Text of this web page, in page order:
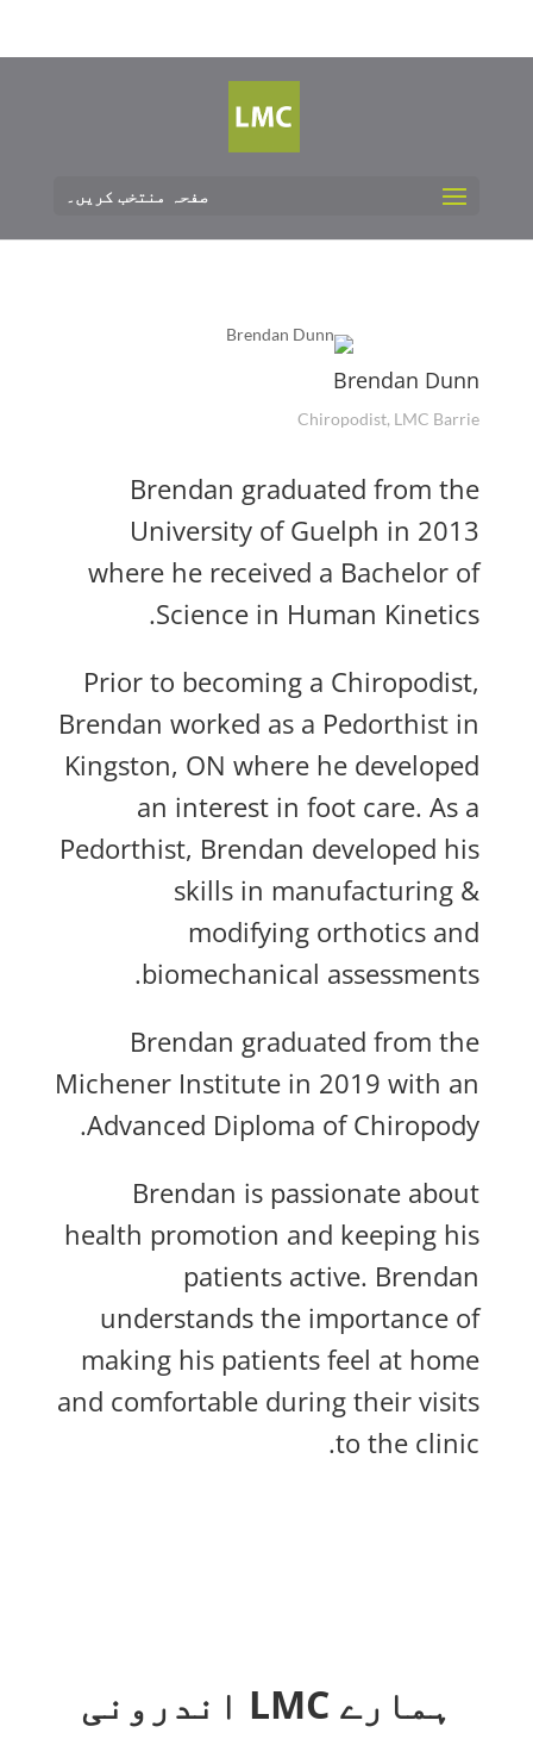
صفحہ منتخب کریں۔
Brendan Dunn
Chiropodist, LMC Barrie
Brendan graduated from the
University of Guelph in 2013
where he received a Bachelor of
Science in Human Kinetics.
Prior to becoming a Chiropodist,
Brendan worked as a Pedorthist in
Kingston, ON where he developed
an interest in foot care. As a
Pedorthist, Brendan developed his
skills in manufacturing &
modifying orthotics and
biomechanical assessments.
Brendan graduated from the
Michener Institute in 2019 with an
Advanced Diploma of Chiropody.
Brendan is passionate about
health promotion and keeping his
patients active. Brendan
understands the importance of
making his patients feel at home
and comfortable during their visits
to the clinic.
ہمارے LMC اندرونی